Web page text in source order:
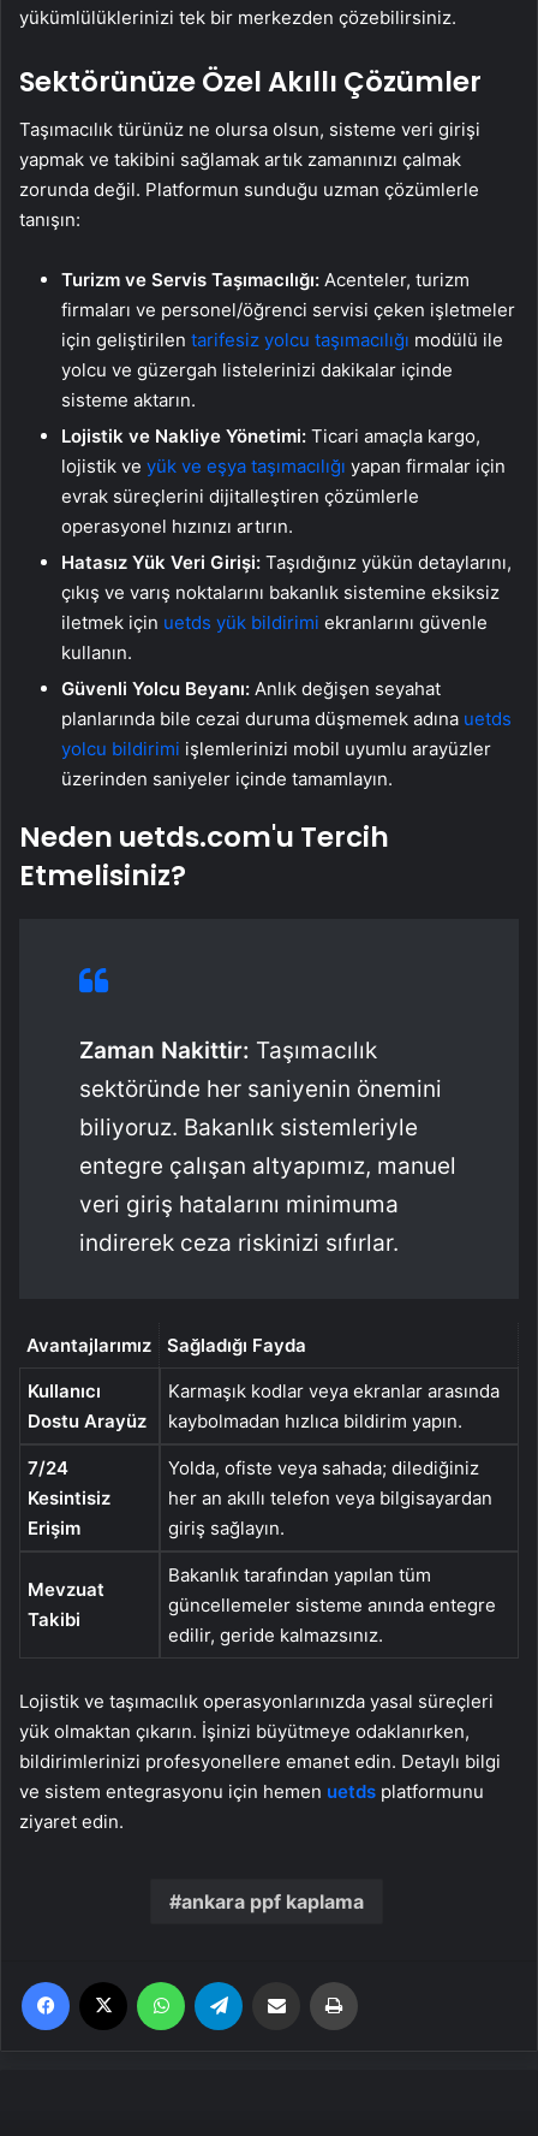
yükümlülüklerinizi tek bir merkezden çözebilirsiniz.
Sektörünüze Özel Akıllı Çözümler
Taşımacılık türünüz ne olursa olsun, sisteme veri girişi
yapmak ve takibini sağlamak artık zamanınızı çalmak
zorunda değil. Platformun sunduğu uzman çözümlerle
tanışın:
Turizm ve Servis Taşımacılığı: Acenteler, turizm
firmaları ve personel/öğrenci servisi çeken işletmeler
için geliştirilen tarifesiz yolcu taşımacılığı modülü ile
yolcu ve güzergah listelerinizi dakikalar içinde
sisteme aktarın.
Lojistik ve Nakliye Yönetimi: Ticari amaçla kargo,
lojistik ve yük ve eşya taşımacılığı yapan firmalar için
evrak süreçlerini dijitalleştiren çözümlerle
operasyonel hızınızı artırın.
Hatasız Yük Veri Girişi: Taşıdığınız yükün detaylarını,
çıkış ve varış noktalarını bakanlık sistemine eksiksiz
iletmek için uetds yük bildirimi ekranlarını güvenle
kullanın.
Güvenli Yolcu Beyanı: Anlık değişen seyahat
planlarında bile cezai duruma düşmemek adına uetds
yolcu bildirimi işlemlerinizi mobil uyumlu arayüzler
üzerinden saniyeler içinde tamamlayın.
Neden uetds.com'u Tercih
Etmelisiniz?
Zaman Nakittir: Taşımacılık
sektöründe her saniyenin önemini
biliyoruz. Bakanlık sistemleriyle
entegre çalışan altyapımız, manuel
veri giriş hatalarını minimuma
indirerek ceza riskinizi sıfırlar.
Avantajlarımız
Sağladığı Fayda
Kullanıcı
Dostu Arayüz
Karmaşık kodlar veya ekranlar arasında
kaybolmadan hızlıca bildirim yapın.
7/24
Kesintisiz
Erişim
Yolda, ofiste veya sahada; dilediğiniz
her an akıllı telefon veya bilgisayardan
giriş sağlayın.
Mevzuat
Takibi
Bakanlık tarafından yapılan tüm
güncellemeler sisteme anında entegre
edilir, geride kalmazsınız.
Lojistik ve taşımacılık operasyonlarınızda yasal süreçleri
yük olmaktan çıkarın. İşinizi büyütmeye odaklanırken,
bildirimlerinizi profesyonellere emanet edin. Detaylı bilgi
ve sistem entegrasyonu için hemen uetds platformunu
ziyaret edin.
ankara ppf kaplama
Facebook WhatsApp Email'den paylaş